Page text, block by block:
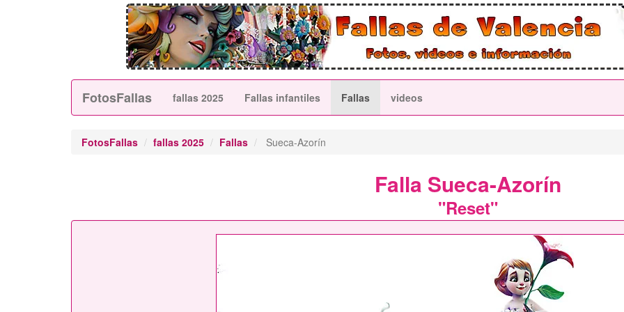
FotosFallas fallas 2025 Fallas infantiles Fallas videos
FotosFallas fallas 2025 Fallas Sueca-Azorín
Falla Sueca-Azorín
"Reset"